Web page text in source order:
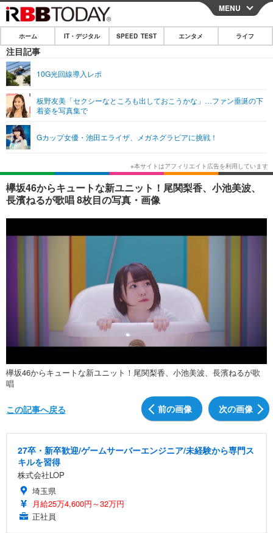
CLOSE
ホーム
IT・デジタル
ネタ
ショッピング その他
SPEED TEST
エンタメ
エンタメTOP 映画・ドラマ
韓国・芸能
音楽 スポーツ
ショッピング その他
ライフ
ライフTOP グルメ
ペット ショッピング
その他
リリース一覧
プッシュ通知の停止方法
MENU
ホーム IT・デジタル SPEED TEST エンタメ ライフ
注目記事
10G光回線導入レポ
板野友美「セクシーなところも出しておこうかな」…ファン垂涎の下
着姿を写真集で
Gカップ女優・池田エライザ、メガネグラビアに挑戦！
欅坂46からキュートな新ユニット！尾関梨香、小池美波、
長濱ねるが歌唱 8枚目の写真・画像
欅坂46からキュートな新ユニット！尾関梨香、小池美波、長濱ねるが歌
唱
前の画像 次の画像
この記事へ戻る
27卒・新卒歓迎/ゲームサーバーエンジニア/未経験から専門ス
キルを習得
株式会社LOP
埼玉県
月給25万4,600円～32万円
正社員